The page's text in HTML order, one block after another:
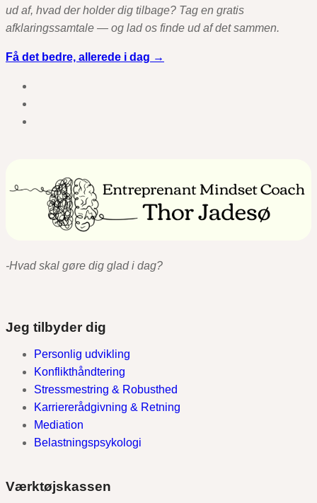
ud af, hvad der holder dig tilbage? Tag en gratis
afklaringssamtale — og lad os finde ud af det sammen.
Få det bedre, allerede i dag →
-Hvad skal gøre dig glad i dag?
Jeg tilbyder dig
Personlig udvikling
Konflikthåndtering
Stressmestring & Robusthed
Karriererådgivning & Retning
Mediation
Belastningspsykologi
Værktøjskassen